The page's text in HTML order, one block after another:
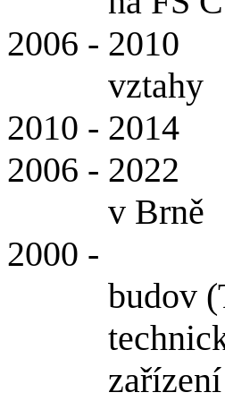
2006 - 2010
vztahy
2010 - 2014
2006 - 2022
v Brně
2000 -
budov